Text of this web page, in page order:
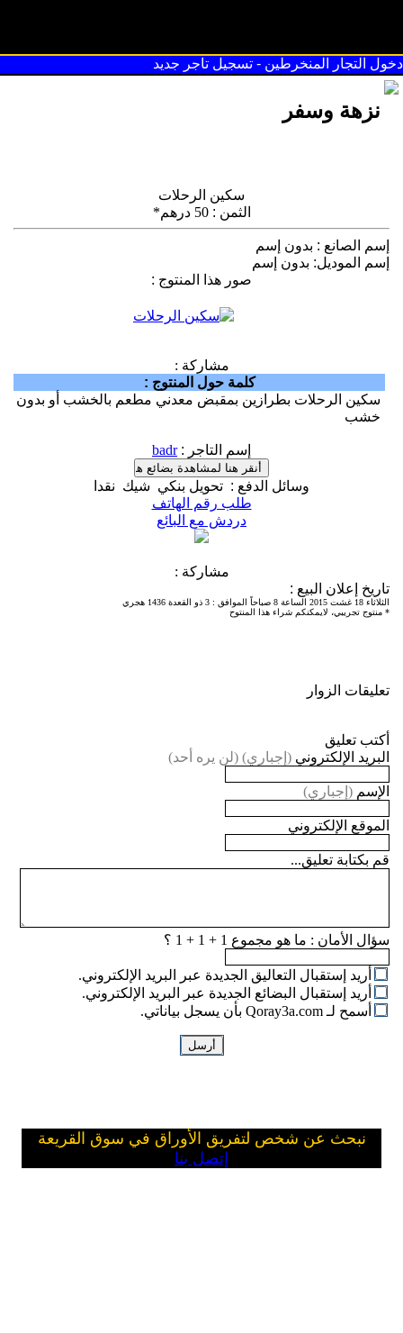
دخول التجار المنخرطين - تسجيل تاجر جديد
نزهة وسفر
سكين الرحلات
الثمن : 50 درهم*
إسم الصانع : بدون إسم
إسم الموديل: بدون إسم
صور هذا المنتوج :
مشاركة :
كلمة حول المنتوج :
سكين الرحلات بطرازين بمقبض معدني مطعم بالخشب أو بدون
خشب
إسم التاجر :
badr
وسائل الدفع : تحويل بنكي شيك نقدا
طلب رقم الهاتف
دردش مع البائع
مشاركة :
تاريخ إعلان البيع :
الثلاثاء 18 غشت 2015 الساعة 8 صباحاً الموافق :
* منتوج تجريبي، لايمكنكم شراء هذا المنتوح
تعليقات الزوار
أكتب تعليق
البريد الإلكتروني (إجباري) (لن يره أحد)
الإسم (إجباري)
الموقع الإلكتروني
قم بكتابة تعليق...
سؤال الأمان : ما هو مجموع 1 + 1 + 1 ؟
أريد إستقبال التعاليق الجديدة عبر البريد الإلكتروني.
أريد إستقبال البضائع الجديدة عبر البريد الإلكتروني.
أسمح لـ Qoray3a.com بأن يسجل بياناتي.
نبحث عن شخص لتفريق الأوراق في سوق القريعة
إتصل بنا